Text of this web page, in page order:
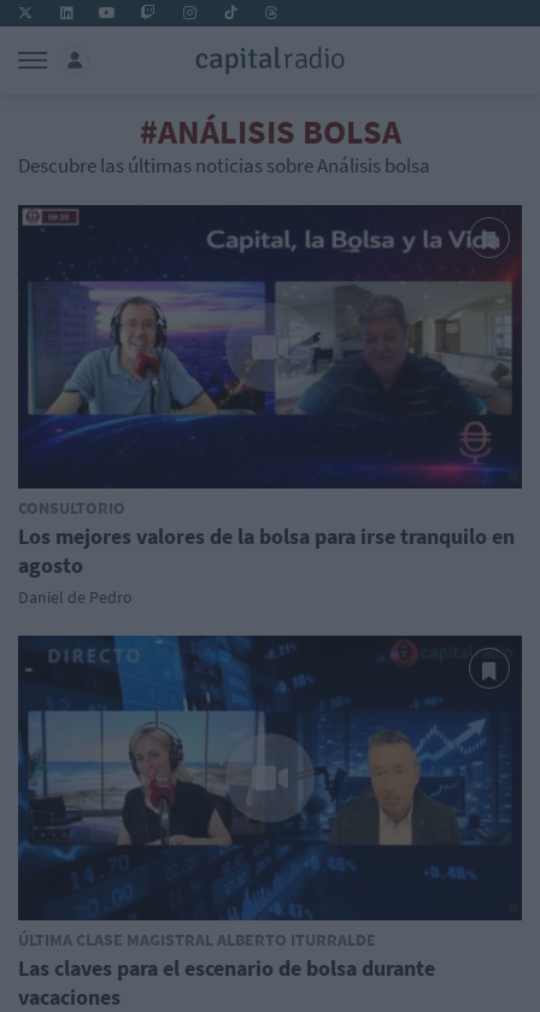
#ANÁLISIS BOLSA
Descubre las últimas noticias sobre Análisis bolsa
CONSULTORIO
Los mejores valores de la bolsa para irse tranquilo en
agosto
Daniel de Pedro
ÚLTIMA CLASE MAGISTRAL ALBERTO ITURRALDE
Las claves para el escenario de bolsa durante
vacaciones